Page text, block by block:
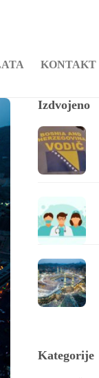
KONTAKT
Izdvojeno
Kategorije